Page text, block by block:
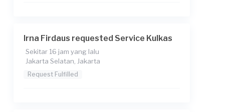
Irna Firdaus requested Service Kulkas
Sekitar 16 jam yang lalu
Jakarta Selatan, Jakarta
Request Fulfilled